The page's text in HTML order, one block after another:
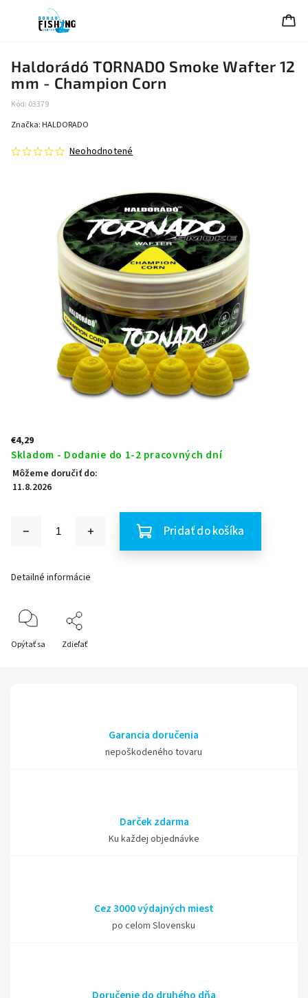
Haldorádó TORNADO Smoke Wafter 12
mm - Champion Corn
Kód: 03379
Neohodnotené
Značka: HALDORADO
€4,29
Skladom - Dodanie do 1-2 pracovných dní
Môžeme doručiť do:
11.8.2026
Pridať do košíka
Detailné informácie
Opýtať sa Zdieľať
Garancia doručenia
nepoškodeného tovaru
Darček zdarma
Ku každej objednávke
Cez 3000 výdajných miest
po celom Slovensku